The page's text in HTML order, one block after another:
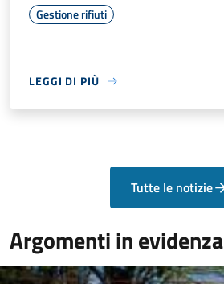
Gestione rifiuti
LEGGI DI PIÙ
Tutte le notizie
Argomenti in evidenza